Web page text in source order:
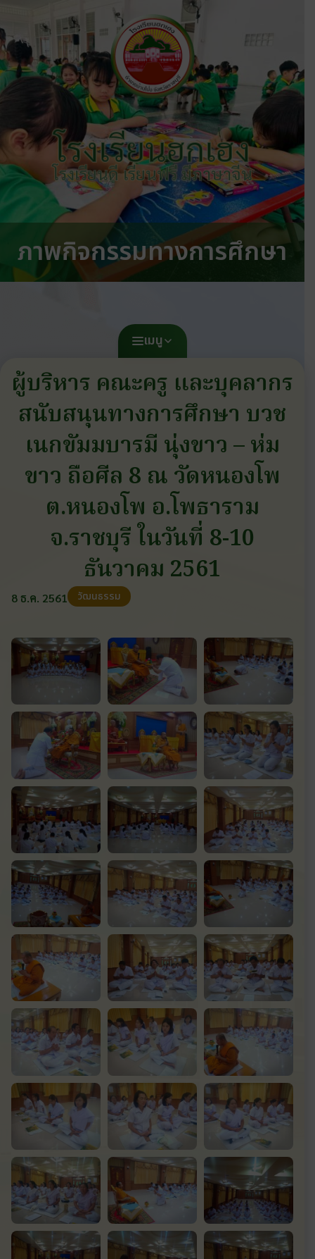
โรงเรียนฮกเฮง
โรงเรียนดี เรียนฟรี มีภาษาจีน
ภาพกิจกรรมทางการศึกษา
เมนู
ผู้บริหาร คณะครู และบุคลากร
สนับสนุนทางการศึกษา บวช
เนกขัมมบารมี นุ่งขาว – ห่ม
ขาว ถือศีล 8 ณ วัดหนองโพ
ต.หนองโพ อ.โพธาราม
จ.ราชบุรี ในวันที่ 8-10
ธันวาคม 2561
8 ธ.ค. 2561 วัฒนธรรม